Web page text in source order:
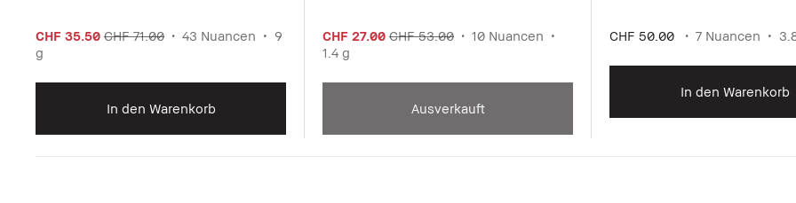
CHF 35.50 CHF 71.00 43 Nuancen
9
g
In den Warenkorb
CHF 27.00 CHF 53.00
10 Nuancen
1.4 g
Ausverkauft
CHF 50.00 7 Nuancen
In den Warenkorb